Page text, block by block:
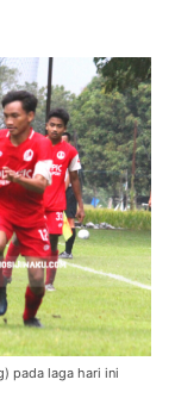
pada laga hari ini